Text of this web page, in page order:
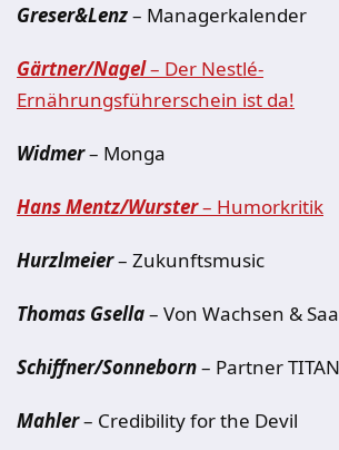
Greser&Lenz– Managerkalender
Gärtner/Nagel– Der Nestlé-
Ernährungsführerschein ist da!
Widmer– Monga
Hans Mentz/Wurster– Humorkritik
Hurzlmeier– Zukunftsmusic
Thomas Gsella– Von Wachsen &
Schiffner/Sonneborn– Partner
Mahler– Credibility for the Devil